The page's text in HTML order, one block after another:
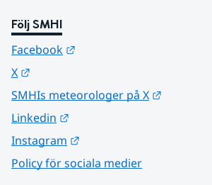
Följ SMHI
Facebook
X
SMHIs meteorologer på X
Linkedin
Instagram
Policy för sociala medier